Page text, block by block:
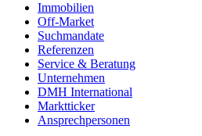
Immobilien
Off-Market
Suchmandate
Referenzen
Service & Beratung
Unternehmen
DMH International
Marktticker
Ansprechpersonen